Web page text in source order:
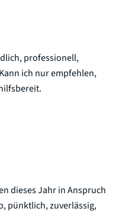
professionell,
ich nur empfehlen,
dieses Jahr in Anspruch
pünktlich, zuverlässig,